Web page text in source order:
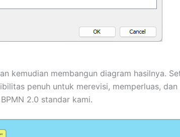
kemudian membangun diagram hasilnya.
penuh untuk merevisi, memperluas, dan
2.0 standar kami.